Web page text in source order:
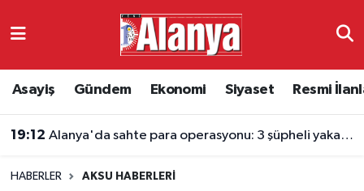
Asayiş Gündem Ekonomi Siyaset Resmi
19:12 Alanya'da sahte para operasyonu: 3 şüpheli yakalandı
HABERLER AKSU HABERLERI
Ekonomi
Antalya Namaz Vakitleri